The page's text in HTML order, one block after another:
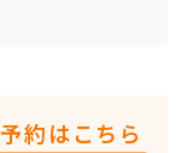
約はこちら